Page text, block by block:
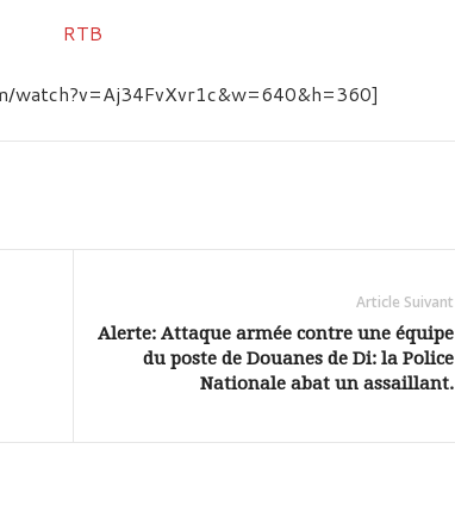
watch?v=Aj34FvXvr1c&w=640&h=360]
Article Suivant
Alerte: Attaque armée contre une équipe
du poste de Douanes de Di: la Police
Nationale abat un assaillant.